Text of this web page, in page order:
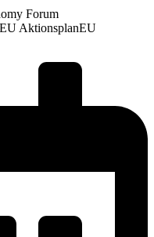
Forum
EU AktionsplanEU